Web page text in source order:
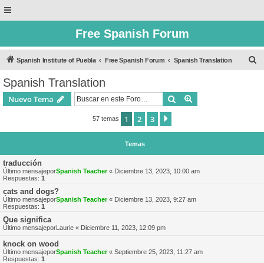
Free Spanish Forum
Spanish Institute of Puebla Free Spanish Forum Spanish Translation
Spanish Translation
Nuevo Tema Buscar
57 temas 1 2 3
Temas
traducción
Último mensajeporSpanish Teacher« Diciembre 13, 2023, 10:00 am
Respuestas: 1
cats and dogs?
Último mensajeporSpanish Teacher« Diciembre 13, 2023, 9:27 am
Respuestas: 1
Que significa
Último mensajeporLaurie « Diciembre 11, 2023, 12:09 pm
knock on wood
Último mensajeporSpanish Teacher« Septiembre 25, 2023, 11:27 am
Respuestas: 1